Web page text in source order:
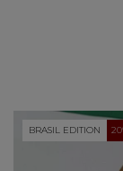
BRASIL EDITION